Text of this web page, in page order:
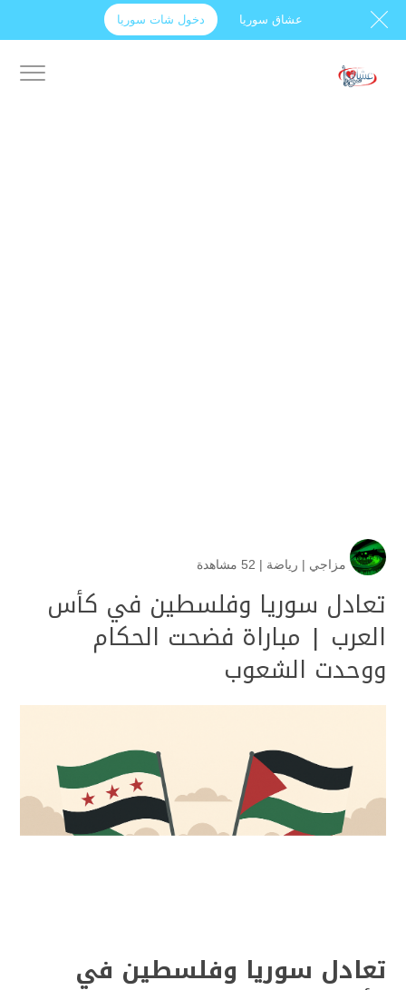
عشاق سوريا دخول شات سوريا
مزاجي | رياضة | 52 مشاهدة
تعادل سوريا وفلسطين في كأس
العرب | مباراة فضحت الحكام
ووحدت الشعوب
تعادل سوريا وفلسطين في